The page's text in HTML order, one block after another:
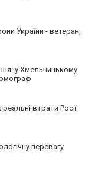
України - ветеран,
у Хмельницькому
втрати Росії
перевагу